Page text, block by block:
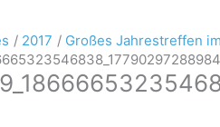
2017
Großes Jahrestreffen